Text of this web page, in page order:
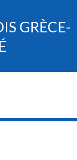
GRÈCE-